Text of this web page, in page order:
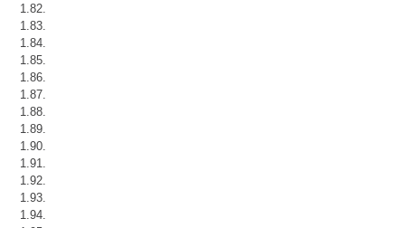
1.82.
1.83.
1.84.
1.85.
1.86.
1.87.
1.88.
1.89.
1.90.
1.91.
1.92.
1.93.
1.94.